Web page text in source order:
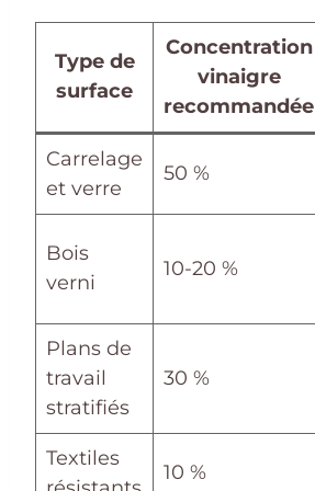
Type de
surface
Concentration
vinaigre
recommandée
Carrelage
et verre
50 %
Bois
verni
10-20 %
Plans de
travail
stratifiés
30 %
Textiles
10 %